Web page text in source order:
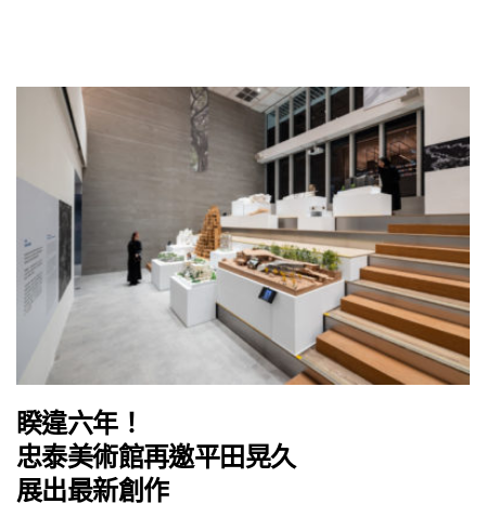
睽違六年！
忠泰美術館再邀平田晃久
展出最新創作